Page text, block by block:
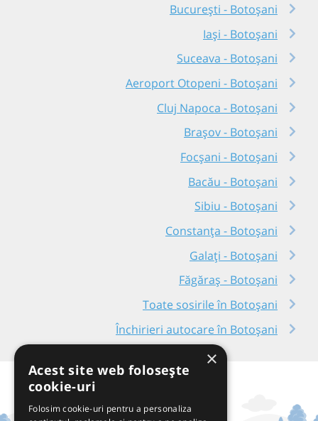
București - Botoșani
Iași - Botoșani
Suceava - Botoșani
Aeroport Otopeni - Botoșani
Cluj Napoca - Botoșani
Brașov - Botoșani
Focșani - Botoșani
Bacău - Botoșani
Sibiu - Botoșani
Constanța - Botoșani
Galați - Botoșani
Făgăraș - Botoșani
Toate sosirile în Botoșani
Închirieri autocare în Botoșani
×
Acest site web folosește
cookie-uri
Folosim cookie-uri pentru a personaliza